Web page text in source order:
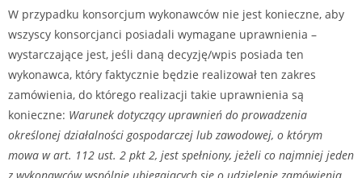
W przypadku konsorcjum wykonawców nie jest konieczne, aby
wszyscy konsorcjanci posiadali wymagane uprawnienia –
wystarczające jest, jeśli daną decyzję/wpis posiada ten
wykonawca, który faktycznie będzie realizował ten zakres
zamówienia, do którego realizacji takie uprawnienia są
konieczne: Warunek dotyczący uprawnień do prowadzenia
określonej działalności gospodarczej lub zawodowej, o którym
mowa w art. 112 ust. 2 pkt 2, jest spełniony, jeżeli co najmniej jeden